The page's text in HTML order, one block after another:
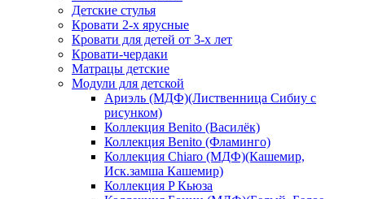
Детские стулья
Кровати 2-х ярусные
Кровати для детей от 3-х лет
Кровати-чердаки
Матрацы детские
Модули для детской
Ариэль (МДФ)(Лиственница Сибиу с
рисунком)
Коллекция Benito (Василёк)
Коллекция Benito (Фламинго)
Коллекция Chiaro (МДФ)(Кашемир,
Иск.замша Кашемир)
Коллекция P Кьюза